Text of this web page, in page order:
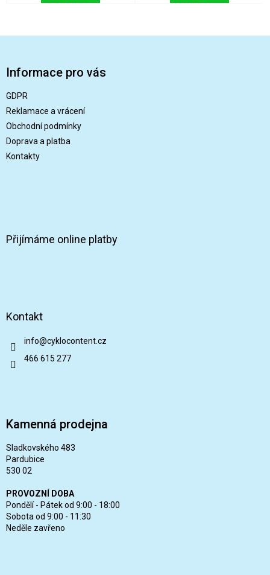
Informace pro vás
GDPR
Reklamace a vrácení
Obchodní podmínky
Doprava a platba
Kontakty
Přijímáme online platby
Kontakt
info@cyklocontent.cz
466 615 277
Kamenná prodejna
Sladkovského 483
Pardubice
530 02
PROVOZNÍ DOBA
Pondělí - Pátek od 9:00 - 18:00
Sobota od 9:00 - 11:30
Neděle zavřeno